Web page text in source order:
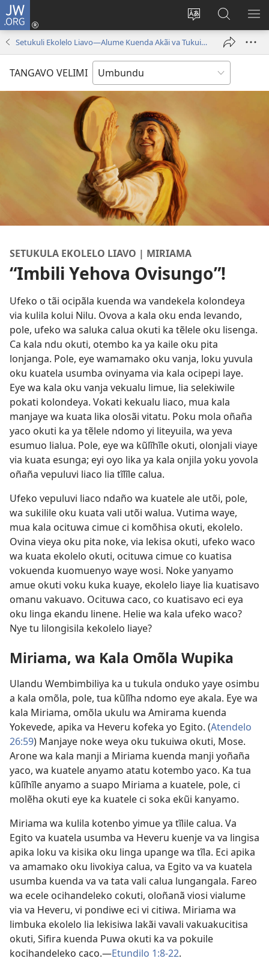
JW.ORG
Change
site
language
Iñila
(yikula
onjanela
Sandiliya
vo
JW.ORG
Setukuli Ekolelo Liavo—Alume Kuenda Akãi va Tukuiwa Vembimbiliya
TANGAVO VELIMI
SETUKULA EKOLELO LIAVO | MIRIAMA
“Imbili Yehova Ovisungo”!
Ufeko o tãi ocipãla kuenda wa vandekela kolondeya
via kulila kolui Nilu. Ovova a kala oku enda levando,
pole, ufeko wa saluka calua okuti ka tẽlele oku lisenga.
Ca kala ndu okuti, otembo ka ya kaile oku pita
lonjanga. Pole, eye wamamako oku vanja, loku yuvula
oku kuatela usumba ovinyama via kala ocipepi laye.
Eye wa kala oku vanja vekualu limue, lia selekiwile
pokati kolondeya. Vokati kekualu liaco, mua kala
manjaye wa kuata lika olosãi vitatu. Poku mola oñaña
yaco okuti ka ya tẽlele ndomo yi liteyuila, wa yeva
esumuo lialua. Pole, eye wa kũlĩhĩle okuti, olonjali viaye
via kuata esunga; eyi oyo lika ya kala onjila yoku yovola
oñaña vepuluvi liaco lia tĩlĩle calua.
Ufeko vepuluvi liaco ndaño wa kuatele ale utõi, pole,
wa sukilile oku kuata vali utõi walua. Vutima waye,
mua kala ocituwa cimue ci komõhisa okuti, ekolelo.
Ovina vieya oku pita noke, via lekisa okuti, ufeko waco
wa kuata ekolelo okuti, ocituwa cimue co kuatisa
vokuenda kuomuenyo waye wosi. Noke yanyamo
amue okuti voku kuka kuaye, ekolelo liaye lia kuatisavo
omanu vakuavo. Ocituwa caco, co kuatisavo eci eya
oku linga ekandu linene. Helie wa kala ufeko waco?
Nye tu lilongisila kekolelo liaye?
Miriama, wa Kala Omõla Wupika
Ulandu Wembimbiliya ka u tukula onduko yaye osimbu
a kala omõla, pole, tua kũlĩha ndomo eye akala. Eye wa
kala Miriama, omõla ukulu wa Amirama kuenda
Yokevede, apika va Heveru kofeka yo Egito. (Atendelo
26:59) Manjaye noke weya oku tukuiwa okuti, Mose.
Arone wa kala manji a Miriama kuenda manji yoñaña
yaco, wa kuatele anyamo atatu kotembo yaco. Ka tua
kũlĩhĩle anyamo a suapo Miriama a kuatele, pole, ci
molẽha okuti eye ka kuatele ci soka ekũi kanyamo.
Miriama wa kulila kotenbo yimue ya tĩlile calua. Va
Egito va kuatela usumba va Heveru kuenje va va lingisa
apika loku va kisika oku linga upange wa tĩla. Eci apika
va amamako oku livokiya calua, va Egito va va kuatela
usumba kuenda va va tata vali calua lungangala. Fareo
wa ecele ocihandeleko cokuti, oloñanã viosi vialume
via va Heveru, vi pondiwe eci vi citiwa. Miriama wa
limbuka ekolelo lia lekisiwa lakãi vavali vakuakucitisa
okuti, Sifira kuenda Puwa okuti ka va pokuile
kocihandeleko caco.—Etundilo 1:8-22.